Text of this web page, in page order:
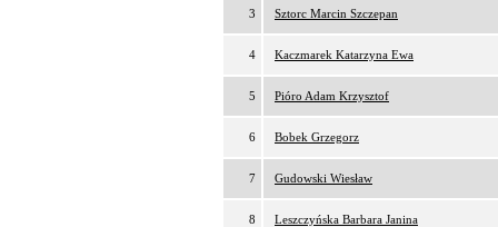
3 Sztorc Marcin Szczepan
4 Kaczmarek Katarzyna Ewa
5 Pióro Adam Krzysztof
6 Bobek Grzegorz
7 Gudowski Wiesław
8 Leszczyńska Barbara Janina